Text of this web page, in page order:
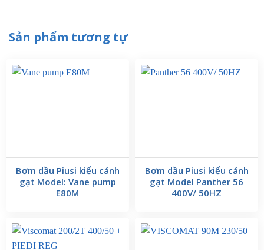
Sản phẩm tương tự
Bơm dầu Piusi kiểu cánh
gạt Model: Vane pump
E80M
Bơm dầu Piusi kiểu cánh
gạt Model Panther 56
400V/ 50HZ